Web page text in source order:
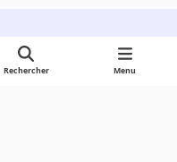
Rechercher Menu